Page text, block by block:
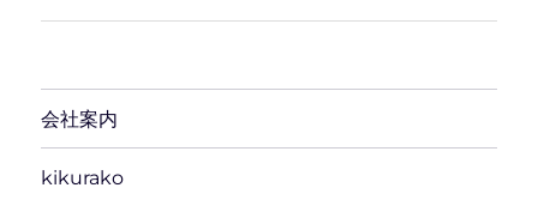
会社案内
kikurako